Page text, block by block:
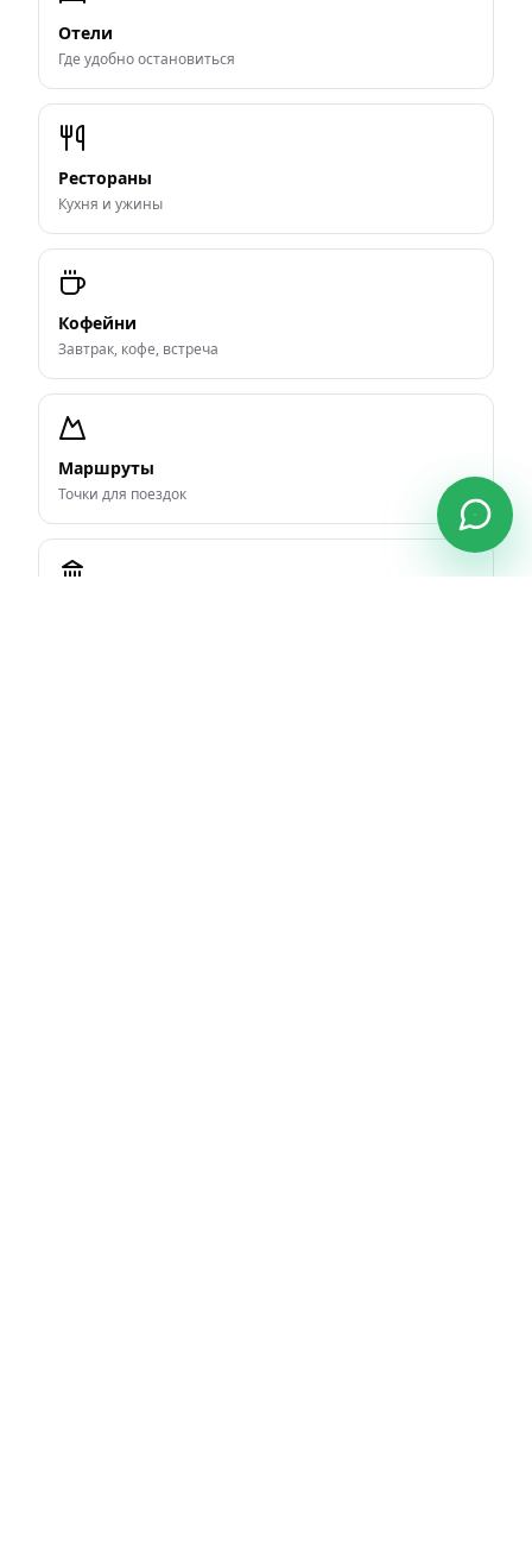
Отели
Где удобно остановиться
Рестораны
Кухня и ужины
Кофейни
Завтрак, кофе, встреча
Маршруты
Точки для поездок